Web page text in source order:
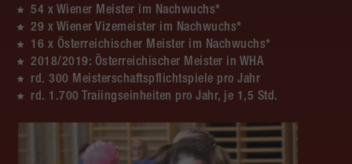
54 x Wiener Meister im Nachwuchs*
29 x Wiener Vizemeister im Nachwuchs*
16 x Österreichischer Meister im Nachwuchs*
2018/2019: Österreichischer Meister in WHA
rd. 300 Meisterschaftspflichtspiele pro Jahr
rd. 1.700 Traiingseinheiten pro Jahr, je 1,5 Std.